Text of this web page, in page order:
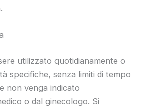
utilizzato quotidianamente o
specifiche, senza limiti di tempo
non venga indicato
o dal ginecologo. Si